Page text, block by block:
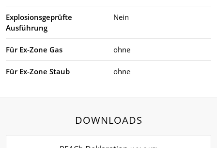
Explosionsgeprüfte
Ausführung
Nein
Für Ex-Zone Gas ohne
Für Ex-Zone Staub ohne
DOWNLOADS